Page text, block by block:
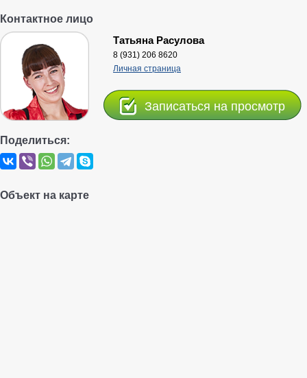
Контактное лицо
Татьяна Расулова
8 (931) 206 8620
Личная страница
Записаться на просмотр
Поделиться:
Объект на карте